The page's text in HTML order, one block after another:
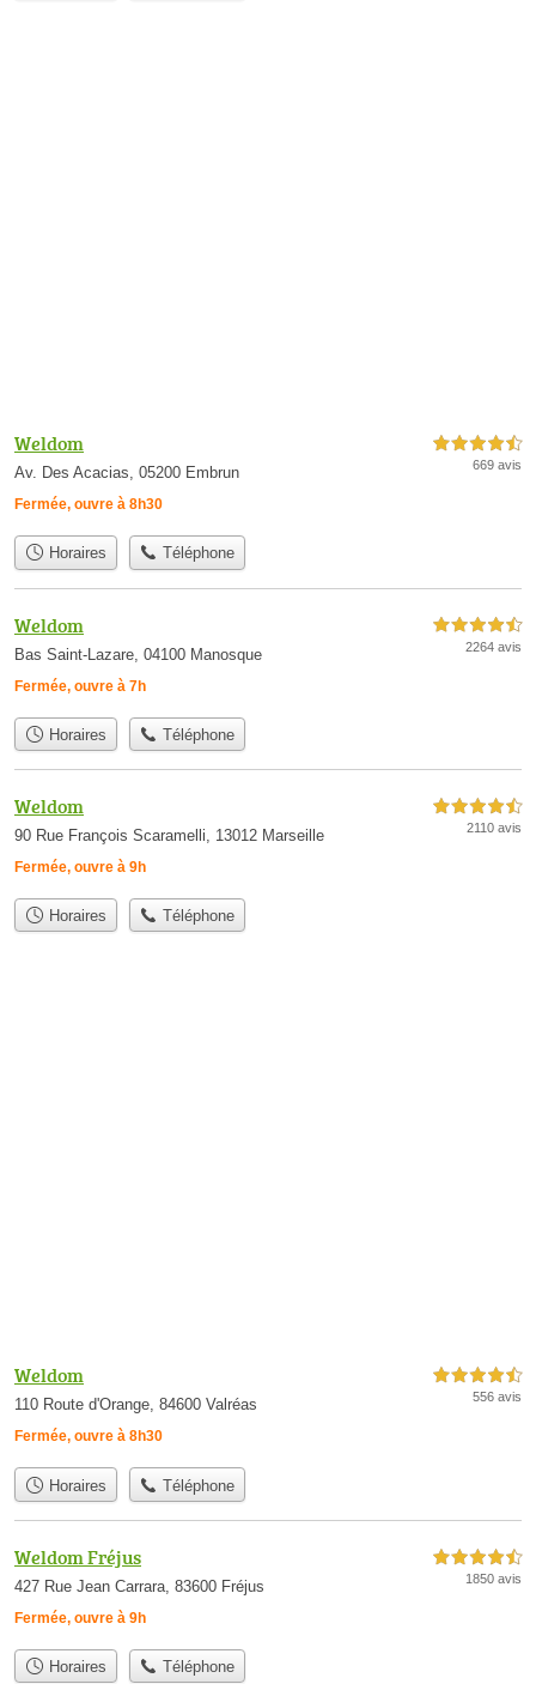
Weldom
Av. Des Acacias, 05200 Embrun
Fermée, ouvre à 8h30
4,5 étoiles sur 5
669 avis
Horaires Téléphone
Weldom
Bas Saint-Lazare, 04100 Manosque
Fermée, ouvre à 7h
4,5 étoiles sur 5
2264 avis
Horaires Téléphone
Weldom
90 Rue François Scaramelli, 13012 Marseille
Fermée, ouvre à 9h
4,5 étoiles sur 5
2110 avis
Horaires Téléphone
Weldom
110 Route d'Orange, 84600 Valréas
Fermée, ouvre à 8h30
4,5 étoiles sur 5
556 avis
Horaires Téléphone
Weldom Fréjus
427 Rue Jean Carrara, 83600 Fréjus
Fermée, ouvre à 9h
4,5 étoiles sur 5
1850 avis
Horaires Téléphone